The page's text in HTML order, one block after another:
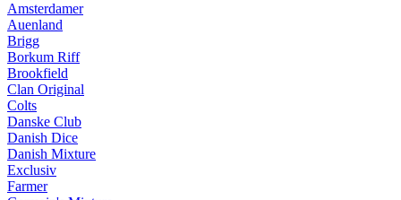
Amsterdamer
Auenland
Brigg
Borkum Riff
Brookfield
Clan Original
Colts
Danske Club
Danish Dice
Danish Mixture
Exclusiv
Farmer